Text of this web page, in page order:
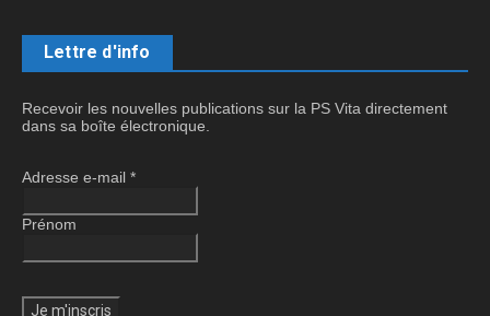
Lettre d'info
Recevoir les nouvelles publications sur la PS Vita directement
dans sa boîte électronique.
Adresse e-mail *
Prénom